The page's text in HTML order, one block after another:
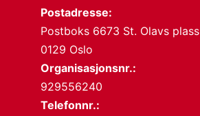
Postadresse:
Postboks 6673 St. Olavs plass
0129 Oslo
Organisasjonsnr.:
929556240
Telefonnr.: